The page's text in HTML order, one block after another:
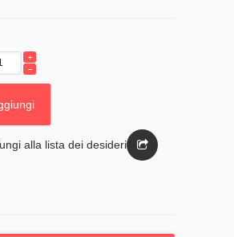
alla lista dei desideri